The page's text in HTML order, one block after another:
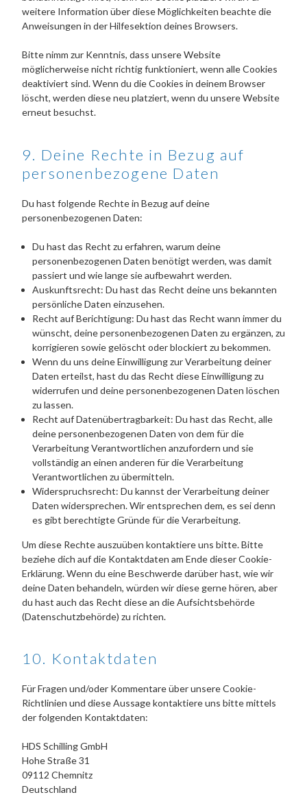
weitere Information über diese Möglichkeiten beachte die
Anweisungen in der Hilfesektion deines Browsers.
Bitte nimm zur Kenntnis, dass unsere Website
möglicherweise nicht richtig funktioniert, wenn alle Cookies
deaktiviert sind. Wenn du die Cookies in deinem Browser
löscht, werden diese neu platziert, wenn du unsere Website
erneut besuchst.
9. Deine Rechte in Bezug auf
personenbezogene Daten
Du hast folgende Rechte in Bezug auf deine
personenbezogenen Daten:
Du hast das Recht zu erfahren, warum deine
personenbezogenen Daten benötigt werden, was damit
passiert und wie lange sie aufbewahrt werden.
Auskunftsrecht: Du hast das Recht deine uns bekannten
persönliche Daten einzusehen.
Recht auf Berichtigung: Du hast das Recht wann immer du
wünscht, deine personenbezogenen Daten zu ergänzen, zu
korrigieren sowie gelöscht oder blockiert zu bekommen.
Wenn du uns deine Einwilligung zur Verarbeitung deiner
Daten erteilst, hast du das Recht diese Einwilligung zu
widerrufen und deine personenbezogenen Daten löschen
zu lassen.
Recht auf Datenübertragbarkeit: Du hast das Recht, alle
deine personenbezogenen Daten von dem für die
Verarbeitung Verantwortlichen anzufordern und sie
vollständig an einen anderen für die Verarbeitung
Verantwortlichen zu übermitteln.
Widerspruchsrecht: Du kannst der Verarbeitung deiner
Daten widersprechen. Wir entsprechen dem, es sei denn
es gibt berechtigte Gründe für die Verarbeitung.
Um diese Rechte auszuüben kontaktiere uns bitte. Bitte
beziehe dich auf die Kontaktdaten am Ende dieser Cookie-
Erklärung. Wenn du eine Beschwerde darüber hast, wie wir
deine Daten behandeln, würden wir diese gerne hören, aber
du hast auch das Recht diese an die Aufsichtsbehörde
(Datenschutzbehörde) zu richten.
10. Kontaktdaten
Für Fragen und/oder Kommentare über unsere Cookie-
Richtlinien und diese Aussage kontaktiere uns bitte mittels
der folgenden Kontaktdaten:
HDS Schilling GmbH
Hohe Straße 31
09112 Chemnitz
Deutschland